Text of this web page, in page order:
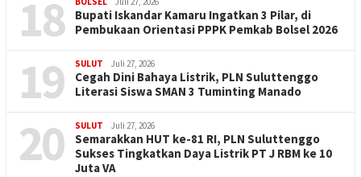
18
Bupati Iskandar Kamaru Ingatkan 3 Pilar, di
Pembukaan Orientasi PPPK Pemkab Bolsel 2026
19 SULUT Juli 27, 2026
Cegah Dini Bahaya Listrik, PLN Suluttenggo
Literasi Siswa SMAN 3 Tuminting Manado
20 SULUT Juli 27, 2026
Semarakkan HUT ke-81 RI, PLN Suluttenggo
Sukses Tingkatkan Daya Listrik PT J RBM ke 10
Juta VA